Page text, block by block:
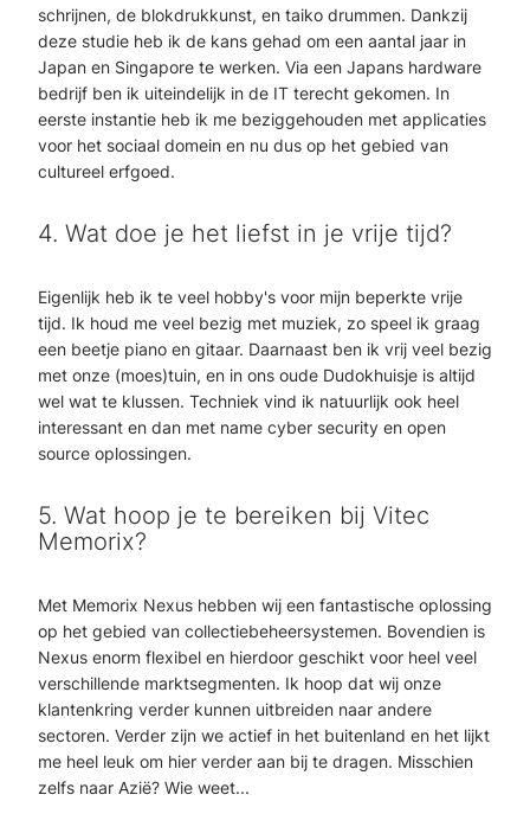
schrijnen, de blokdrukkunst, en taiko drummen. Dankzij
deze studie heb ik de kans gehad om een aantal jaar in
Japan en Singapore te werken. Via een Japans hardware
bedrijf ben ik uiteindelijk in de IT terecht gekomen. In
eerste instantie heb ik me beziggehouden met applicaties
voor het sociaal domein en nu dus op het gebied van
cultureel erfgoed.
4. Wat doe je het liefst in je vrije tijd?
Eigenlijk heb ik te veel hobby's voor mijn beperkte vrije
tijd. Ik houd me veel bezig met muziek, zo speel ik graag
een beetje piano en gitaar. Daarnaast ben ik vrij veel bezig
met onze (moes)tuin, en in ons oude Dudokhuisje is altijd
wel wat te klussen. Techniek vind ik natuurlijk ook heel
interessant en dan met name cyber security en open
source oplossingen.
5. Wat hoop je te bereiken bij Vitec
Memorix?
Met Memorix Nexus hebben wij een fantastische oplossing
op het gebied van collectiebeheersystemen. Bovendien is
Nexus enorm flexibel en hierdoor geschikt voor heel veel
verschillende marktsegmenten. Ik hoop dat wij onze
klantenkring verder kunnen uitbreiden naar andere
sectoren. Verder zijn we actief in het buitenland en het lijkt
me heel leuk om hier verder aan bij te dragen. Misschien
zelfs naar Azië? Wie weet...